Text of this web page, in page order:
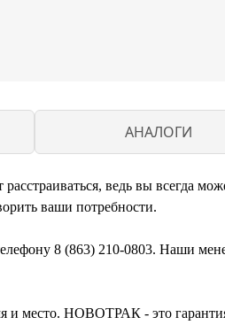
АНАЛОГИ
ведь вы всегда
ваши потребности.
8 (863) 210-0803. Наши
и место. НОВОТРАК - это